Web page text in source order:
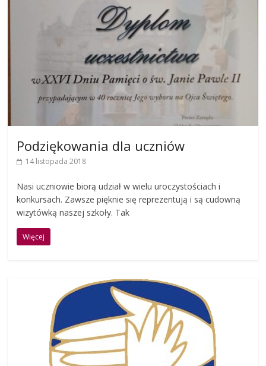
Podziękowania dla uczniów
14 listopada 2018
Nasi uczniowie biorą udział w wielu uroczystościach i
konkursach. Zawsze pięknie się reprezentują i są cudowną
wizytówką naszej szkoły. Tak
Więcej